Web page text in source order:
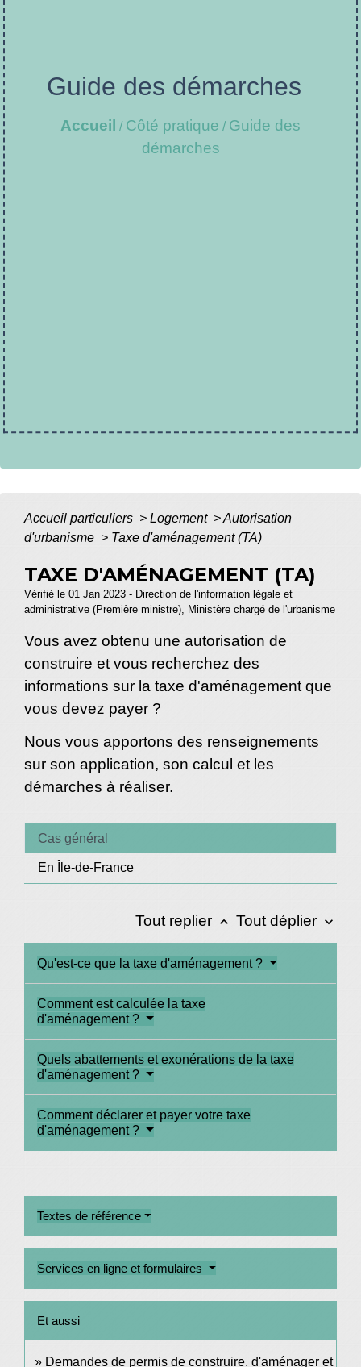
Guide des démarches
Accueil / Côté pratique / Guide des
démarches
Accueil particuliers > Logement >Autorisation
d'urbanisme > Taxe d'aménagement (TA)
TAXE D'AMÉNAGEMENT (TA)
Vérifié le 01 Jan 2023 - Direction de l'information légale et
administrative (Première ministre), Ministère chargé de l'urbanisme
Vous avez obtenu une autorisation de
construire et vous recherchez des
informations sur la taxe d'aménagement que
vous devez payer ?
Nous vous apportons des renseignements
sur son application, son calcul et les
démarches à réaliser.
Cas général
En Île-de-France
Tout replier keyboard_arrow_up Tout déplier keyboard_arrow_down
Qu'est-ce que la taxe d'aménagement ?
Comment est calculée la taxe
d'aménagement ?
Quels abattements et exonérations de la taxe
d'aménagement ?
Comment déclarer et payer votre taxe
d'aménagement ?
Textes de référence
Services en ligne et formulaires
Et aussi
Demandes de permis de construire, d'aménager et